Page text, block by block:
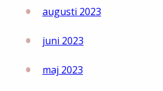
augusti 2023
juni 2023
maj 2023